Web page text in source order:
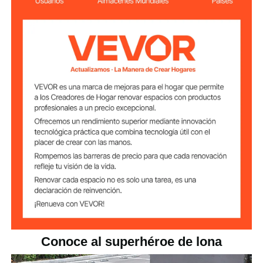
6,5 x 18 pies/2 x 5,5 m
Peso del producto 9,04 libras/4,1 kg
Conoce al superhéroe de lona